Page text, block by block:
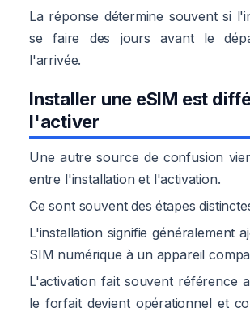
La réponse détermine souvent si
se faire des jours avant le
l'arrivée.
Installer une eSIM est
l'activer
Une autre source de confusion
entre l'installation et l'activation.
Ce sont souvent des étapes
L'installation signifie généralement
SIM numérique à un appareil
L'activation fait souvent référence
le forfait devient opérationnel et